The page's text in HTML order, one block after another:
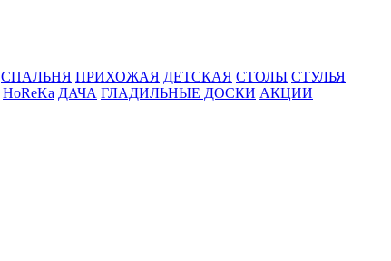
СПАЛЬНЯ ПРИХОЖАЯ ДЕТСКАЯ СТОЛЫ СТУЛЬЯ
HoReKa ДАЧА ГЛАДИЛЬНЫЕ ДОСКИ АКЦИИ